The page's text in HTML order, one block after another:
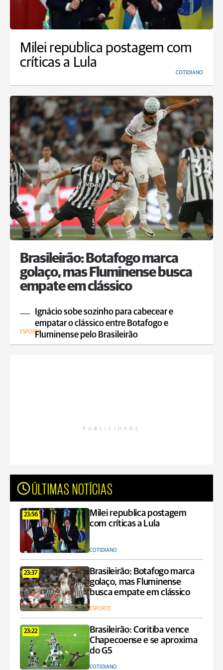
Milei republica postagem com
críticas a Lula
COTIDIANO
Brasileirão: Botafogo marca
golaço, mas Fluminense busca
empate em clássico
Ignácio sobe sozinho para cabecear e
empatar o clássico entre Botafogo e
Fluminense pelo Brasileirão
ESPORTE
PUBLICIDADE
ÚLTIMAS NOTÍCIAS
23:56
Milei republica postagem
com críticas a Lula
COTIDIANO
23:37
Brasileirão: Botafogo marca
golaço, mas Fluminense
busca empate em clássico
ESPORTE
23:22
Brasileirão: Coritiba vence
Chapecoense e se aproxima
do G5
COTIDIANO